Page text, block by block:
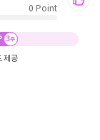
0 Point
3주
제공